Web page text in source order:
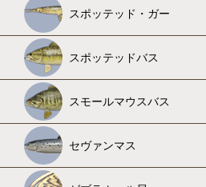
スポッテッド・ガー
スポッテッドバス
スモールマウスバス
セヴァンマス